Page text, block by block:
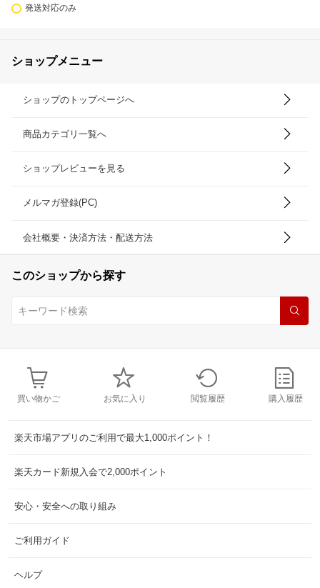
発送対応のみ
ショップメニュー
ショップのトップページへ
商品カテゴリ一覧へ
ショップレビューを見る
メルマガ登録(PC)
会社概要・決済方法・配送方法
このショップから探す
買い物かご お気に入り 閲覧履歴 購入履歴
楽天市場アプリのご利用で最大1,000ポイント！
楽天カード新規入会で2,000ポイント
安心・安全への取り組み
ご利用ガイド
ヘルプ